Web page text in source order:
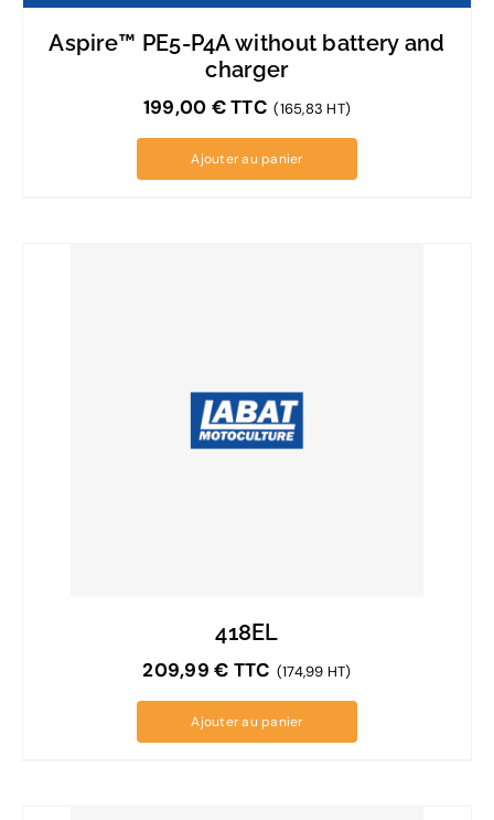
Aspire™ PE5-P4A without battery and
charger
199,00 €TTC (165,83 HT)
Ajouter au panier
418EL
209,99€ TTC (174,99 HT)
Ajouter au panier